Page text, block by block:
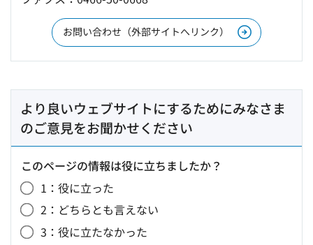
お問い合わせ（外部サイトへリンク）
より良いウェブサイトにするためにみなさま
のご意見をお聞かせください
このページの情報は役に立ちましたか？
1：役に立った
2：どちらとも言えない
3：役に立たなかった